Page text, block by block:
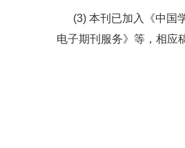
(3) 本刊已加入《中国
电子期刊服务》等，相应